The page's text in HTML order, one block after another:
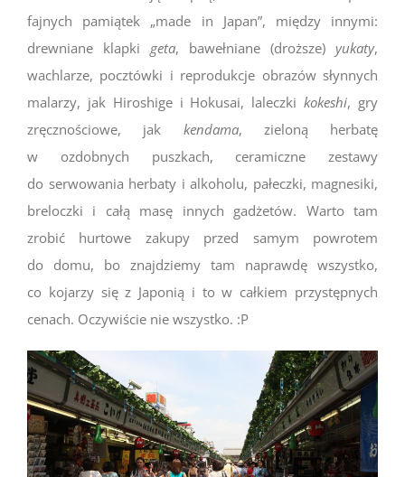
fajnych pamiątek „made in Japan”, między innymi:
drewniane klapki geta, bawełniane (droższe) yukaty,
wachlarze, pocztówki i reprodukcje obrazów słynnych
malarzy, jak Hiroshige i Hokusai, laleczkikokeshi, gry
zręcznościowe, jak kendama, zieloną herbatę
w ozdobnych puszkach, ceramiczne zestawy
do serwowania herbaty i alkoholu, pałeczki, magnesiki,
breloczki i całą masę innych gadżetów. Warto tam
zrobić hurtowe zakupy przed samym powrotem
do domu, bo znajdziemy tam naprawdę wszystko,
co kojarzy się z Japonią i to w całkiem przystępnych
cenach. Oczywiście nie wszystko. :P